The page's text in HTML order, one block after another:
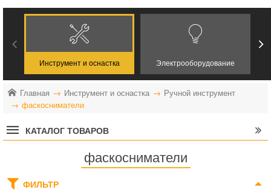
Инструмент и оснастка Электрооборудование
Главная Инструмент и оснастка
Ручной инструмент
фаскосниматели
КАТАЛОГ ТОВАРОВ
фаскосниматели
ФИЛЬТР